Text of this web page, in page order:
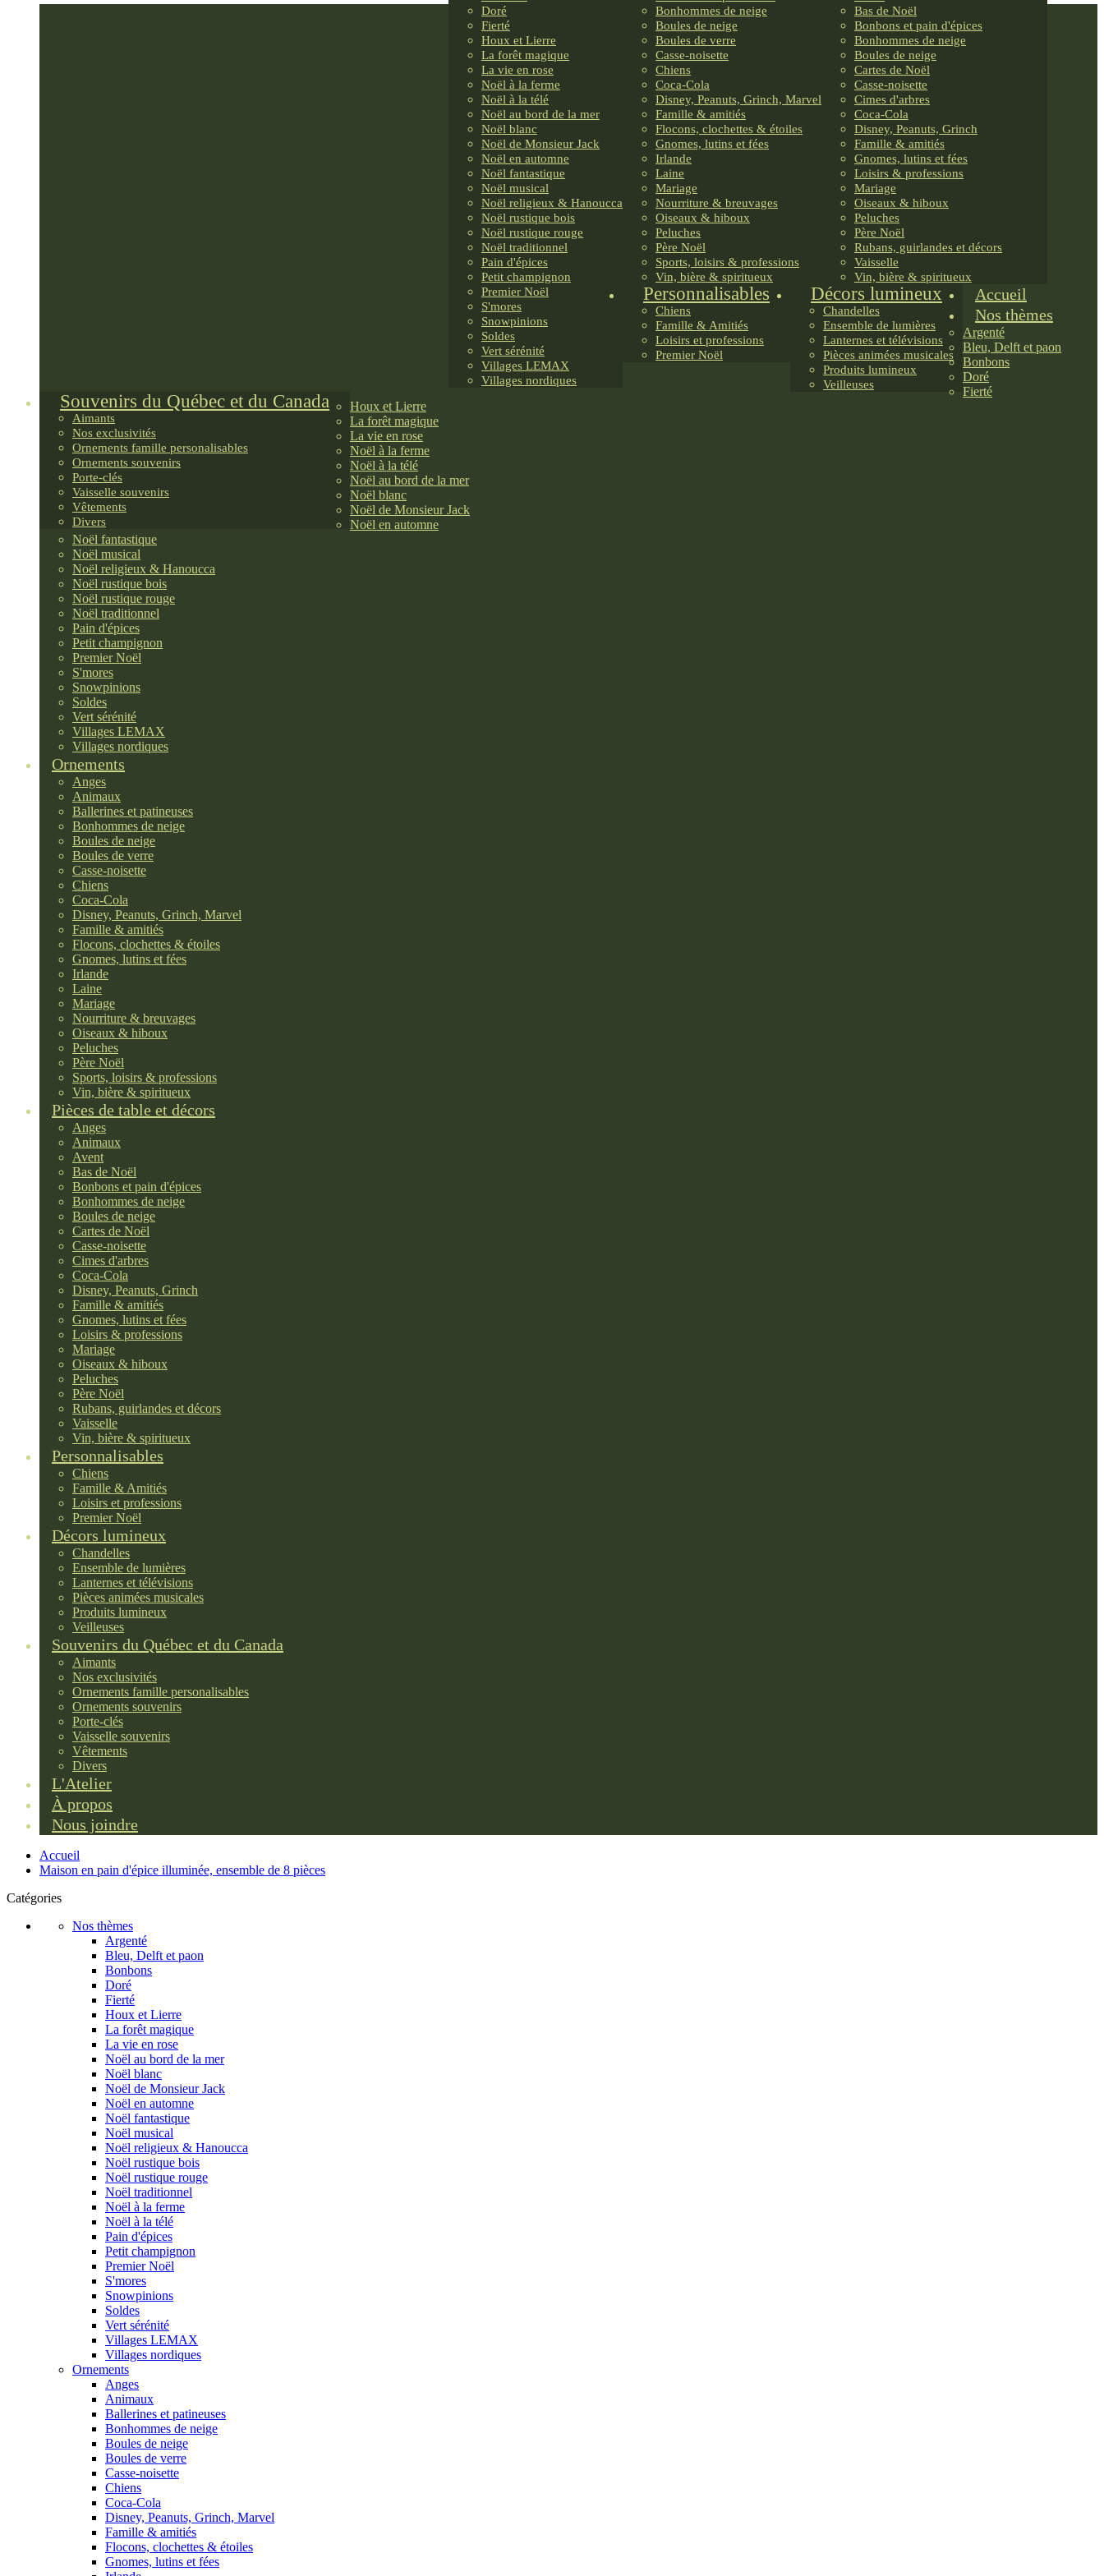
Doré
Fierté
Houx et Lierre
La forêt magique
La vie en rose
Noël à la ferme
Noël à la télé
Noël au bord de la mer
Noël blanc
Noël de Monsieur Jack
Noël en automne
Noël fantastique
Noël musical
Noël religieux & Hanoucca
Noël rustique bois
Noël rustique rouge
Noël traditionnel
Pain d'épices
Petit champignon
Premier Noël
S'mores
Snowpinions
Soldes
Vert sérénité
Villages LEMAX
Villages nordiques
Bonhommes de neige
Boules de neige
Boules de verre
Casse-noisette
Chiens
Coca-Cola
Disney, Peanuts, Grinch, Marvel
Famille & amitiés
Flocons, clochettes & étoiles
Gnomes, lutins et fées
Irlande
Laine
Mariage
Nourriture & breuvages
Oiseaux & hiboux
Peluches
Père Noël
Sports, loisirs & professions
Vin, bière & spiritueux
Bas de Noël
Bonbons et pain d'épices
Bonhommes de neige
Boules de neige
Cartes de Noël
Casse-noisette
Cimes d'arbres
Coca-Cola
Disney, Peanuts, Grinch
Famille & amitiés
Gnomes, lutins et fées
Loisirs & professions
Mariage
Oiseaux & hiboux
Peluches
Père Noël
Rubans, guirlandes et décors
Vaisselle
Vin, bière & spiritueux
Personnalisables
Chiens
Famille & Amitiés
Loisirs et professions
Premier Noël
Décors lumineux
Chandelles
Ensemble de lumières
Lanternes et télévisions
Pièces animées musicales
Produits lumineux
Veilleuses
Souvenirs du Québec et du Canada
Aimants
Nos exclusivités
Ornements famille personalisables
Ornements souvenirs
Porte-clés
Vaisselle souvenirs
Vêtements
Divers
Accueil
Nos thèmes
Argenté
Bleu, Delft et paon
Bonbons
Doré
Fierté
Houx et Lierre
La forêt magique
La vie en rose
Noël à la ferme
Noël à la télé
Noël au bord de la mer
Noël blanc
Noël de Monsieur Jack
Noël en automne
Noël fantastique
Noël musical
Noël religieux & Hanoucca
Noël rustique bois
Noël rustique rouge
Noël traditionnel
Pain d'épices
Petit champignon
Premier Noël
S'mores
Snowpinions
Soldes
Vert sérénité
Villages LEMAX
Villages nordiques
Ornements
Anges
Animaux
Ballerines et patineuses
Bonhommes de neige
Boules de neige
Boules de verre
Casse-noisette
Chiens
Coca-Cola
Disney, Peanuts, Grinch, Marvel
Famille & amitiés
Flocons, clochettes & étoiles
Gnomes, lutins et fées
Irlande
Laine
Mariage
Nourriture & breuvages
Oiseaux & hiboux
Peluches
Père Noël
Sports, loisirs & professions
Vin, bière & spiritueux
Pièces de table et décors
Anges
Animaux
Avent
Bas de Noël
Bonbons et pain d'épices
Bonhommes de neige
Boules de neige
Cartes de Noël
Casse-noisette
Cimes d'arbres
Coca-Cola
Disney, Peanuts, Grinch
Famille & amitiés
Gnomes, lutins et fées
Loisirs & professions
Mariage
Oiseaux & hiboux
Peluches
Père Noël
Rubans, guirlandes et décors
Vaisselle
Vin, bière & spiritueux
Personnalisables
Chiens
Famille & Amitiés
Loisirs et professions
Premier Noël
Décors lumineux
Chandelles
Ensemble de lumières
Lanternes et télévisions
Pièces animées musicales
Produits lumineux
Veilleuses
Souvenirs du Québec et du Canada
Aimants
Nos exclusivités
Ornements famille personalisables
Ornements souvenirs
Porte-clés
Vaisselle souvenirs
Vêtements
Divers
L'Atelier
À propos
Nous joindre
Accueil
Maison en pain d'épice illuminée, ensemble de 8 pièces
Catégories
Nos thèmes
Argenté
Bleu, Delft et paon
Bonbons
Doré
Fierté
Houx et Lierre
La forêt magique
La vie en rose
Noël au bord de la mer
Noël blanc
Noël de Monsieur Jack
Noël en automne
Noël fantastique
Noël musical
Noël religieux & Hanoucca
Noël rustique bois
Noël rustique rouge
Noël traditionnel
Noël à la ferme
Noël à la télé
Pain d'épices
Petit champignon
Premier Noël
S'mores
Snowpinions
Soldes
Vert sérénité
Villages LEMAX
Villages nordiques
Ornements
Anges
Animaux
Ballerines et patineuses
Bonhommes de neige
Boules de neige
Boules de verre
Casse-noisette
Chiens
Coca-Cola
Disney, Peanuts, Grinch, Marvel
Famille & amitiés
Flocons, clochettes & étoiles
Gnomes, lutins et fées